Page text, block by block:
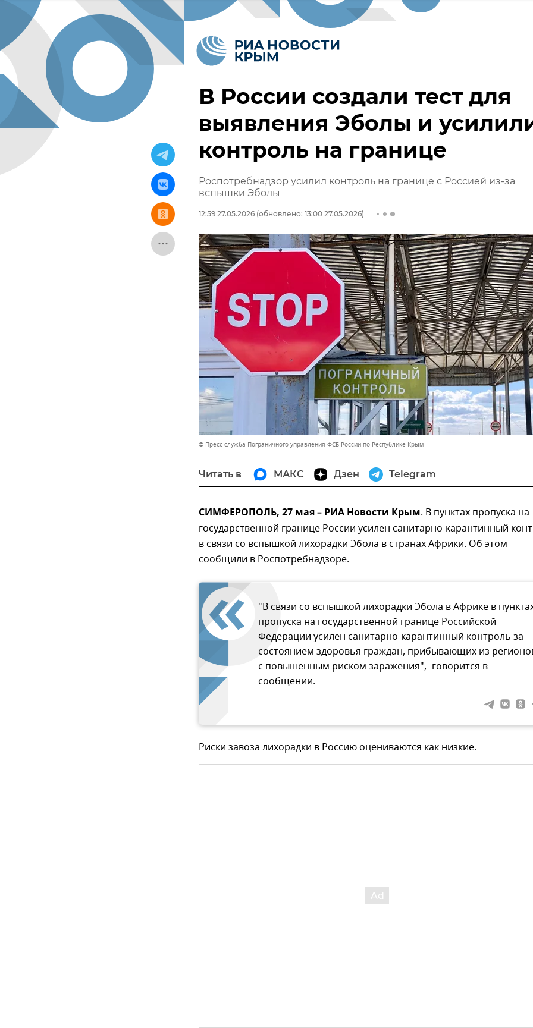
В России создали тест для
выявления Эболы и
контроль на границе
Роспотребнадзор усилил контроль на границе с Россией из-за
вспышки Эболы
12:59 27.05.2026 (обновлено: 13:00 27.05.2026)
© Пресс-служба Пограничного управления ФСБ России по Республике Крым
Читать в МАКС Дзен Telegram
СИМФЕРОПОЛЬ, 27 мая – РИА Новости Крым. В пунктах пропуска на
государственной границе России усилен санитарно-карантинный
в связи со вспышкой лихорадки Эбола в странах Африки. Об этом
сообщили в Роспотребнадзоре.
"В связи со вспышкой лихорадки Эбола в Африке в
пропуска на государственной границе Российской
Федерации усилен санитарно-карантинный контроль за
состоянием здоровья граждан, прибывающих из
с повышенным риском заражения", -говорится в
сообщении.
Риски завоза лихорадки в Россию оцениваются как низкие.